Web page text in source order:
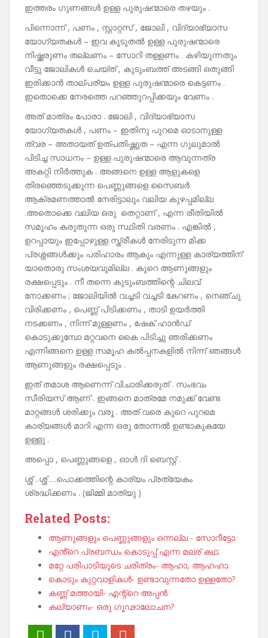
ഇത്തരം ഗുണങ്ങൾ ഉള്ള പുരുഷന്മാരെ തഴയും .
പിന്നൊന്ന് , പണം , സ്റ്റാറ്റസ് , ജോലി , വിദ്യാഭ്യാസ
യോഗ്യതകൾ – ഇവ കൂടുതൽ ഉള്ള പുരുഷന്മാരെ
നിഷ്ക്കരുണം തല്ലണം – സോറി തള്ളണം . കഴിയുന്നതും
വീട്ടു ജോലികൾ ചെയ്ത് , കുടുംബത്ത് അടങ്ങി ഒതുങ്ങി
ഇരിക്കാൻ താല്പര്യം ഉള്ള പുരുഷന്മാരെ കെട്ടണം .
ഇതൊക്കെ നേരത്തെ പറഞ്ഞുറപ്പിക്കയും വേണം .
അത് മാത്രം പോരാ . ജോലി , വിദ്യാഭ്യാസ
യോഗ്യതകൾ , പണം – ഇതിനു പുറമെ ഓടാനുള്ള
ത്വര – അതായത് ഉത്പതിഷ്ണുത – എന്ന ഗുലുമാൽ
പിടിച്ച സാധനം – ഉള്ള പുരുഷന്മാരെ ആവുന്നത്ര
അകറ്റി നിർത്തുക . അങ്ങനെ ഉള്ള ആളുകളെ
തിരഞ്ഞെടുക്കുന്ന പെണ്ണുങ്ങളെ സൈബർ
ആക്രമണത്താൽ നേരിട്ടാലും വലിയ കുഴപ്പമില്ല
.അതൊക്കെ വലിയ ഒരു തെറ്റാണ് , എന്ന രീതിയിൽ
സമൂഹം കരുതുന്ന ഒരു സ്ഥിതി വരണം . എങ്കിൽ ,
ഉറപ്പായും ഇപ്പോഴുള്ള സ്ത്രീകൾ നേരിടുന്ന മിക്ക
പ്രശ്നങ്ങൾക്കും പരിഹാരം ആകും എന്നുള്ള കാര്യത്തിന്
യാതൊരു സംശയവുമില്ല . കുറെ ആണുങ്ങളും
രക്ഷപ്പെടും . നീ തന്നെ കുടുംബത്തിന്റെ ചിലവ്
നോക്കണം ; ജോലിയിൽ വച്ചടി വച്ചടി കേറണം , നെഞ്ചു
വിരിക്കണം , പെണ്ണ് പിടിക്കണം , താടി ഉയർത്തി
നടക്കണം , നിന്ന് മുള്ളണം , ഷേക് ഹാൻഡ്
കൊടുക്കുമ്പോ മറ്റവനെ കൈ പിടിച്ചു ഞരിക്കണം
എന്നിങ്ങനെ ഉള്ള സമൂഹ കൽപ്പനകളിൽ നിന്ന് ഞങ്ങൾ
ആണുങ്ങളും രക്ഷപ്പെടും .
ഇത് തമാശ ആണെന്ന് വിചാരിക്കരുത് . സംഭവം
സീരിയസ് ആണ് . ഇങ്ങനെ മാത്രമേ നമുക്ക് വേണ്ട
മാറ്റങ്ങൾ ശരിക്കും വരൂ . അത് വരെ കുറെ പുറമെ
കാര്യങ്ങൾ മാറി എന്ന ഒരു തോന്നൽ ഉണ്ടാകുകയേ
ഉള്ളു .
അപ്പൊ , പെണ്ണുങ്ങളെ , ഓൾ ദി ബെസ്റ്റ് .
ശ്ശ് ..ശ്ശ് …പൊക്കത്തിന്റെ കാര്യം പ്രത്യേകം
ശ്രദ്ധിക്കണം . (ജിമ്മി മാത്യു )
Related Posts:
ആണുങ്ങളും പെണ്ണുങ്ങളും ഒന്നല്ല - സോറീട്ടോ.
എൻ്റെ പ്രബന്ധം കൊടുപ്പ് എന്ന മലര് കഥ:
മറ്റേ പരിപാടിയുടെ ചരിത്രം- ആഹാ, ആഹഹാ.
കൊടും കുറ്റവാളികൾ- ഉണ്ടാവുന്നതോ ഉള്ളതോ?
കണ്ണ് മത്തായി- എന്റ്റെ അപ്പൻ
കല്യാണം- ഒരു ഗൂഢാലോചന?